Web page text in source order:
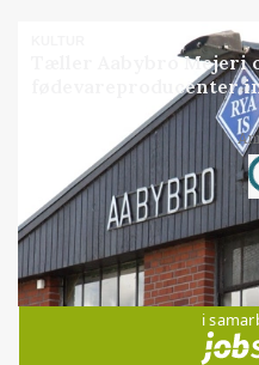
Tæller Aabybro Mejeri
fødevareproducenter
i